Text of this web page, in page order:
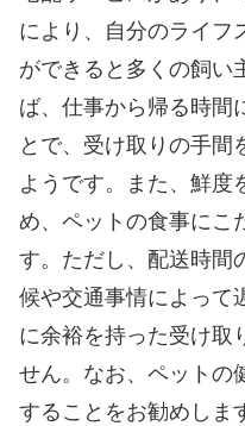
により、自分のライフ
ができると多くの飼い
ば、仕事から帰る時間
とで、受け取りの手間
ようです。また、鮮度
め、ペットの食事にこ
す。ただし、配送時間
候や交通事情によって
に余裕を持った受け取
せん。なお、ペットの
することをお勧めしま